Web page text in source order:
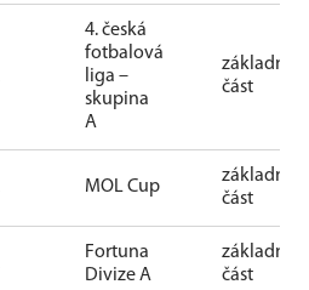
4. česká
fotbalová
liga –
skupina
A
základní
část
MOL Cup
základní
část
Fortuna
Divize A
základní
část